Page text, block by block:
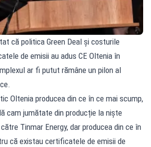
că politica Green Deal și costurile
de emisii au adus CE Oltenia în
ar fi putut rămâne un pilon al
Oltenia producea din ce în ce mai scump,
cam jumătate din producție la niște
Tinmar Energy, dar producea din ce în
că existau certificatele de emisii de